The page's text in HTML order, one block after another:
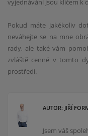
vyjednávání jsou klíčem k
Pokud máte jakékoliv
neváhejte se na mne
rady, ale také vám
zvláště cenné v tomto
prostředí.
AUTOR: JIŘÍ
Jsem váš